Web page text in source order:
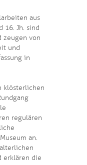
aus
16. Jh. sind
zeugen von
und
in
klösterlichen
regulären
an.
erklären die